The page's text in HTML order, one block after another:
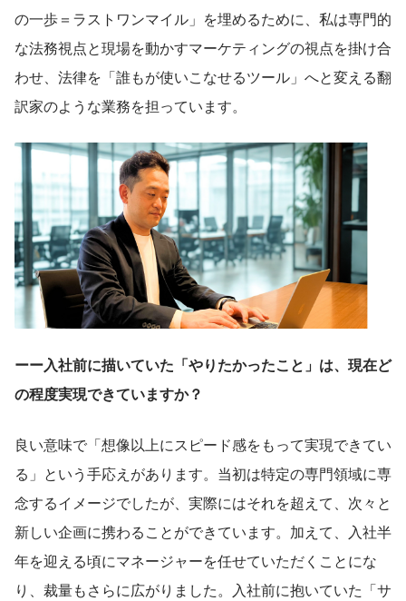
の一歩＝ラストワンマイル」を埋めるために、私は専門的
な法務視点と現場を動かすマーケティングの視点を掛け合
わせ、法律を「誰もが使いこなせるツール」へと変える翻
訳家のような業務を担っています。
ーー入社前に描いていた「やりたかったこと」は、現在ど
の程度実現できていますか？
良い意味で「想像以上にスピード感をもって実現できてい
る」という手応えがあります。当初は特定の専門領域に専
念するイメージでしたが、実際にはそれを超えて、次々と
新しい企画に携わることができています。加えて、入社半
年を迎える頃にマネージャーを任せていただくことにな
り、裁量もさらに広がりました。入社前に抱いていた「サ